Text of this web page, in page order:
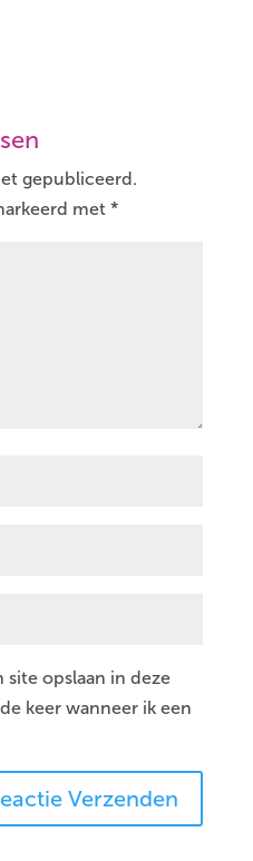
gepubliceerd.
met *
site opslaan in deze
keer wanneer ik een